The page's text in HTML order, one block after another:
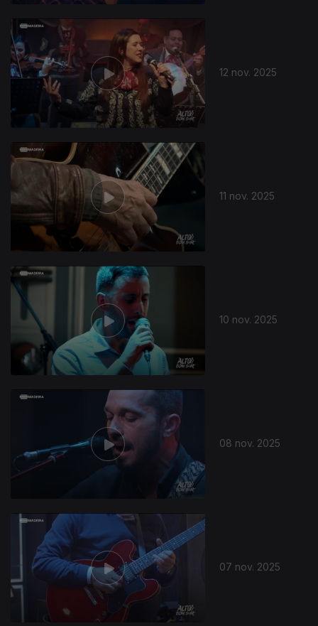
12 nov. 2025
11 nov. 2025
10 nov. 2025
888443
08 nov. 2025
07 nov. 2025